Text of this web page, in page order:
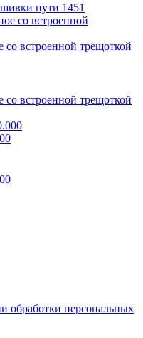
пути 1451
со встроенной трещоткой
со встроенной трещоткой
обработки персональных